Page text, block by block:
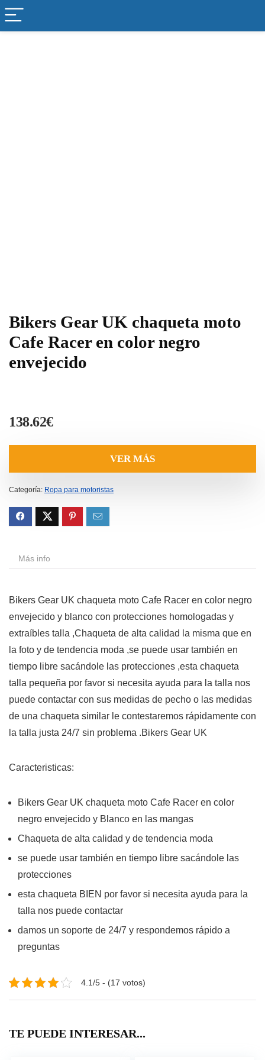
Bikers Gear UK chaqueta moto
Cafe Racer en color negro
envejecido
138.62€
VER MÁS
Categoría: Ropa para motoristas
Más info
Bikers Gear UK chaqueta moto Cafe Racer en color negro
envejecido y blanco con protecciones homologadas y
extraíbles talla ,Chaqueta de alta calidad la misma que en
la foto y de tendencia moda ,se puede usar también en
tiempo libre sacándole las protecciones ,esta chaqueta
talla pequeña por favor si necesita ayuda para la talla nos
puede contactar con sus medidas de pecho o las medidas
de una chaqueta similar le contestaremos rápidamente con
la talla justa 24/7 sin problema .Bikers Gear UK
Caracteristicas:
Bikers Gear UK chaqueta moto Cafe Racer en color
negro envejecido y Blanco en las mangas
Chaqueta de alta calidad y de tendencia moda
se puede usar también en tiempo libre sacándole las
protecciones
esta chaqueta BIEN por favor si necesita ayuda para la
talla nos puede contactar
damos un soporte de 24/7 y respondemos rápido a
preguntas
4.1/5 - (17 votos)
TE PUEDE INTERESAR...